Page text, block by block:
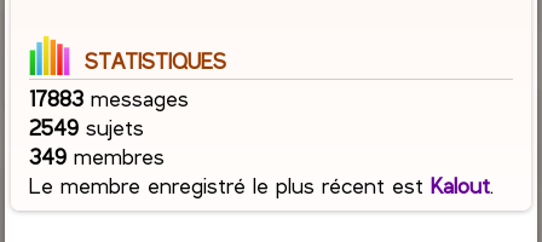
STATISTIQUES
17883 messages
2549 sujets
349 membres
Le membre enregistré le plus récent estKalout.